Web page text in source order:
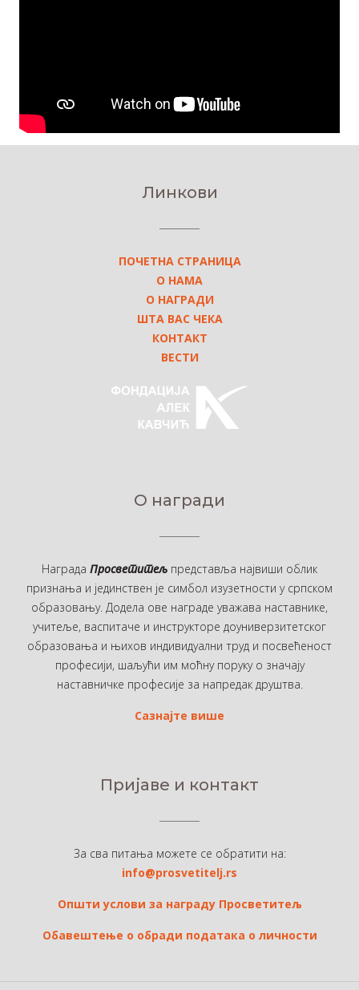
Линкови
ПОЧЕТНА СТРАНИЦА
О НАМА
О НАГРАДИ
ШТА ВАС ЧЕКА
КОНТАКТ
ВЕСТИ
О награди
Награда Просветитељ представља највиши облик
признања и јединствен је симбол изузетности у српском
образовању. Додела ове награде уважава наставнике,
учитеље, васпитаче и инструкторе доуниверзитетског
образовања и њихов индивидуални труд и посвећеност
професији, шаљући им моћну поруку о значају
наставничке професије за напредак друштва.
Сазнајте више
Пријаве и контакт
За сва питања можете се обратити на:
info@prosvetitelj.rs
Општи услови за награду Просветитељ
Обавештење о обради података о личности